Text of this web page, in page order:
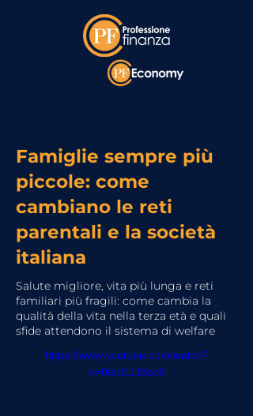
Famiglie sempre più
piccole: come
cambiano le reti
parentali e la società
italiana
Salute migliore, vita più lunga e reti
familiari più fragili: come cambia la
qualità della vita nella terza età e quali
sfide attendono il sistema di welfare
https://www.youtube.com/watch?
v=0tsU1LIBcc8